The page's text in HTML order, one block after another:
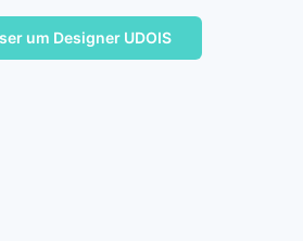
um Designer UDOIS